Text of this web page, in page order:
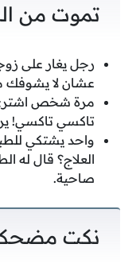
تموت من
رجل يغار على
عشان لا يشوفك
مرة شخص اشترى
تاكسي تاكسي!
واحد يشتكي
العلاج؟ قال له
صاحية.
نكت